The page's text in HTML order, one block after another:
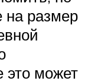
на размер
это может